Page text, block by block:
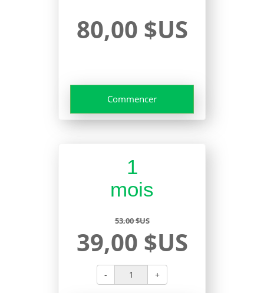
80,00 $US
Commencer
1
mois
53,00 $US
39,00 $US
- +